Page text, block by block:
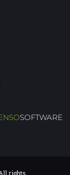
SOFTWARE
rights